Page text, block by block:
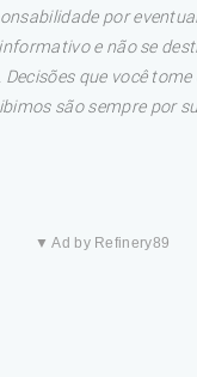
por
e não se
que você
são sempre por
▼ Ad by Refinery89